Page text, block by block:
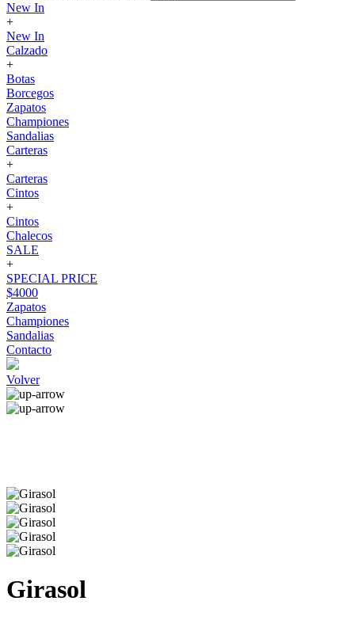
New In
+
New In
Calzado
+
Botas
Borcegos
Zapatos
Championes
Sandalias
Carteras
+
Carteras
Cintos
+
Cintos
Chalecos
SALE
+
SPECIAL PRICE
$4000
Zapatos
Championes
Sandalias
Contacto
Volver
Girasol